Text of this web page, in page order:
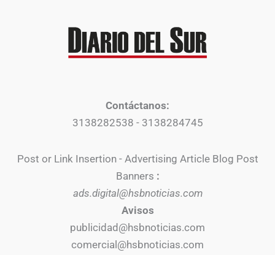
Contáctanos:
3138282538 - 3138284745
Post or Link Insertion - Advertising Article Blog Post
Banners :
ads.digital@hsbnoticias.com
Avisos
publicidad@hsbnoticias.com
comercial@hsbnoticias.com